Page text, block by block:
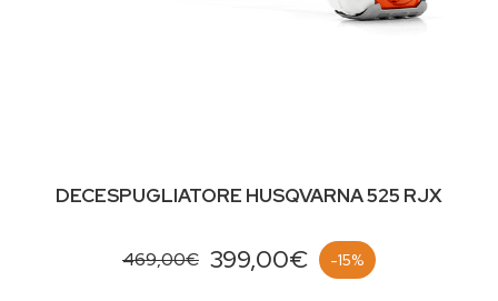
DECESPUGLIATORE HUSQVARNA 525 RJX
469,00€ 399,00€ -15%